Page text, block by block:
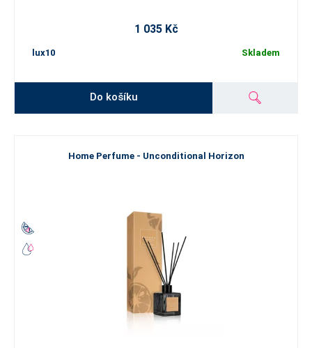
1 035 Kč
lux10 Skladem
Do košíku
Home Perfume - Unconditional Horizon